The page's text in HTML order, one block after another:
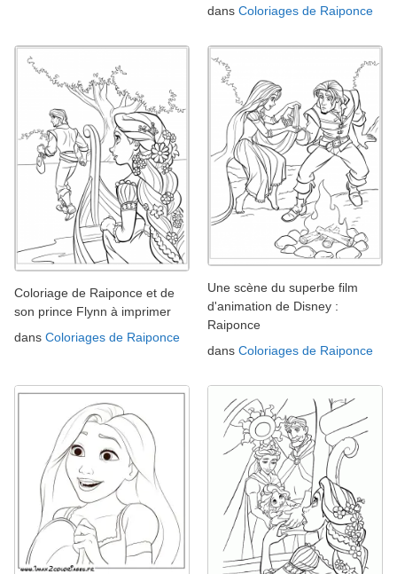
dans Coloriages de Raiponce
Coloriage de Raiponce et de
son prince Flynn à imprimer
dans Coloriages de Raiponce
Une scène du superbe film
d'animation de Disney :
Raiponce
dans Coloriages de Raiponce